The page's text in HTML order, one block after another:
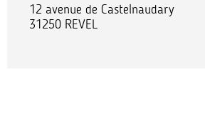
12 avenue de Castelnaudary
31250 REVEL